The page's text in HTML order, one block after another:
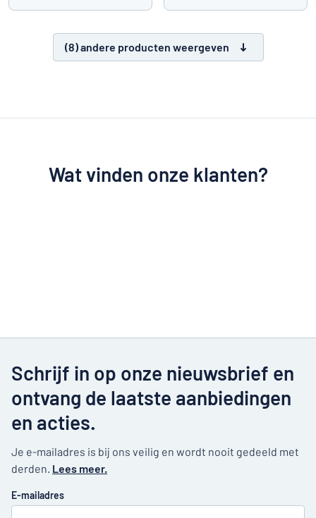
(8) andere producten weergeven
Wat vinden onze klanten?
Schrijf in op onze nieuwsbrief en
ontvang de laatste aanbiedingen
en acties.
Je e-mailadres is bij ons veilig en wordt nooit gedeeld met
derden. Lees meer.
E-mailadres